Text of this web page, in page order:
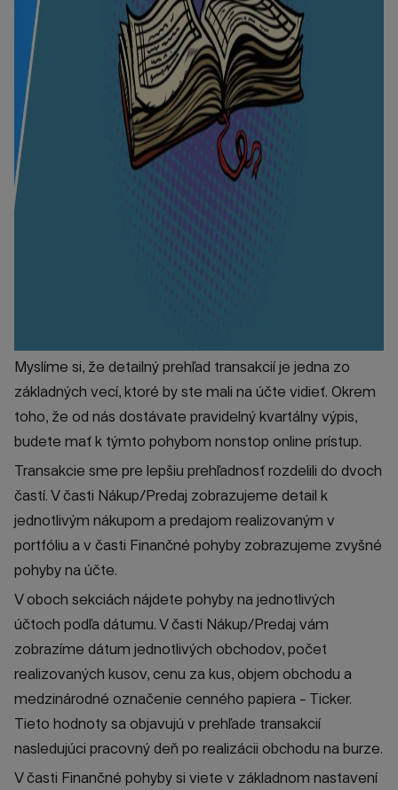
Myslíme si, že detailný prehľad transakcií je jedna zo
základných vecí, ktoré by ste mali na účte vidieť. Okrem
toho, že od nás dostávate pravidelný kvartálny výpis,
budete mať k týmto pohybom nonstop online prístup.
Transakcie sme pre lepšiu prehľadnosť rozdelili do dvoch
častí. V časti Nákup/Predaj zobrazujeme detail k
jednotlivým nákupom a predajom realizovaným v
portfóliu a v časti Finančné pohyby zobrazujeme zvyšné
pohyby na účte.
V oboch sekciách nájdete pohyby na jednotlivých
účtoch podľa dátumu. V časti Nákup/Predaj vám
zobrazíme dátum jednotlivých obchodov, počet
realizovaných kusov, cenu za kus, objem obchodu a
medzinárodné označenie cenného papiera - Ticker.
Tieto hodnoty sa objavujú v prehľade transakcií
nasledujúci pracovný deň po realizácii obchodu na burze.
V časti Finančné pohyby si viete v základnom nastavení